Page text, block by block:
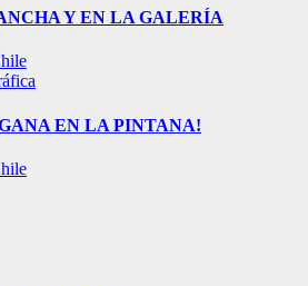
Y EN LA GALERÍA
EN LA PINTANA!